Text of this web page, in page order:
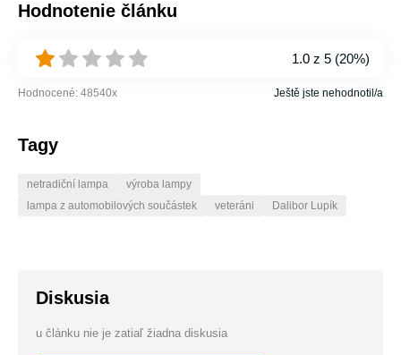
Hodnotenie článku
1.0 z 5 (20%)
Hodnocené: 48540x Ještě jste nehodnotil/a
Tagy
netradiční lampa
výroba lampy
lampa z automobilových součástek
veteráni Dalibor Lupík
Diskusia
u článku nie je zatiaľ žiadna diskusia